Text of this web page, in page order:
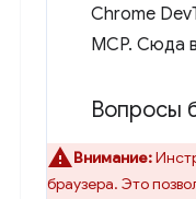
Chrome
MCP. Сюда
Вопросы
Внимание:
браузера. Это